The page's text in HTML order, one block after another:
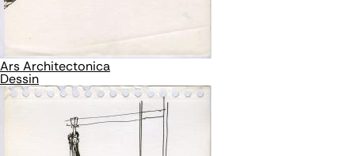
Ars Architectonica
Dessin